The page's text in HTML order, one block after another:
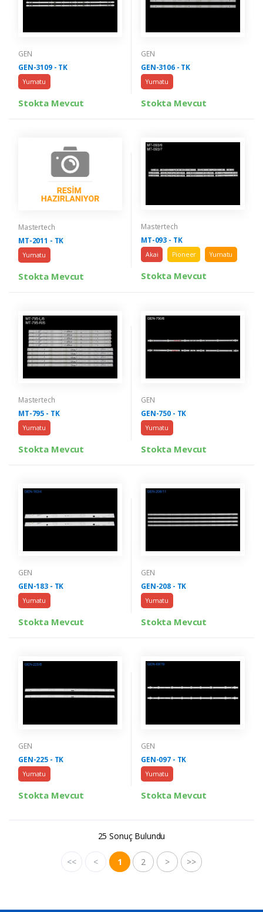
GEN
GEN-3109 - TK
Yumatu
Stokta Mevcut
GEN
GEN-3106 - TK
Yumatu
Stokta Mevcut
Mastertech
MT-2011 - TK
Yumatu
Stokta Mevcut
Mastertech
MT-093 - TK
Akai Pioneer Yumatu
Stokta Mevcut
Mastertech
MT-795 - TK
Yumatu
Stokta Mevcut
GEN
GEN-750 - TK
Yumatu
Stokta Mevcut
GEN
GEN-183 - TK
Yumatu
Stokta Mevcut
GEN
GEN-208 - TK
Yumatu
Stokta Mevcut
GEN
GEN-225 - TK
Yumatu
Stokta Mevcut
GEN
GEN-097 - TK
Yumatu
Stokta Mevcut
25 Sonuç Bulundu
<< < 1 2 > >>